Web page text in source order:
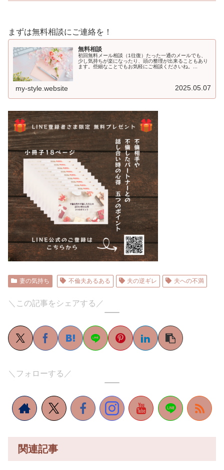
まずは無料相談にご連絡を！
無料相談
初回無料メール相談（1往復）たった一通のメールでも、
少し気持ちが楽になったり、頭の整理が出来ることもあり
ます。些細なことでもお気軽にご相談くださいね。...
my-style.website 2025.05.07
妻の気持ち 不倫夫あるある 夫の逆ギレ 夫への不満
＼この記事をシェアする／
＼フォローする／
関連記事